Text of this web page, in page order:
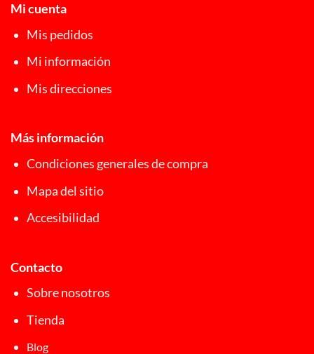
Mi cuenta
Mis pedidos
Mi información
Mis direcciones
Más información
Condiciones generales de compra
Mapa del sitio
Accesibilidad
Contacto
Sobre nosotros
Tienda
Blog